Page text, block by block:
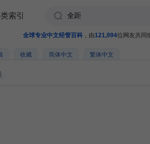
全球专业中文经管百科 ，由121,994位网友共同
收藏 简体中文 繁体中文
索引